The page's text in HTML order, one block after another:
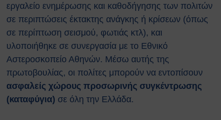
Σχέδια Έκτακτης Ανάγκης
Σχέδιο Εκκένωσης του
κέντρου ΕΚΕΦΕ
“Δημόκριτος”
Σχέδιο Εκκένωσης
Κτιρίων
Συνοπτικοί Οδηγοί ΥΑΕ
Ακτινοβολία
Βιολογικοί παράγοντες
εργαλείο ενημέρωσης και καθοδήγησης των πολιτών
σε περιπτώσεις έκτακτης ανάγκης ή κρίσεων (όπως
σε περίπτωση σεισμού, φωτιάς κτλ), και
υλοποιήθηκε σε συνεργασία με το Εθνικό
Αστεροσκοπείο Αθηνών. Μέσω αυτής της
πρωτοβουλίας, οι πολίτες μπορούν να εντοπίσουν
ασφαλείς χώρους προσωρινής συγκέντρωσης
(καταφύγια) σε όλη την Ελλάδα.